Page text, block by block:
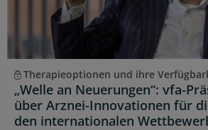
Therapieoptionen und ihre
„Welle an Neuerungen“: vfa-
über Arznei-Innovationen für
den internationalen